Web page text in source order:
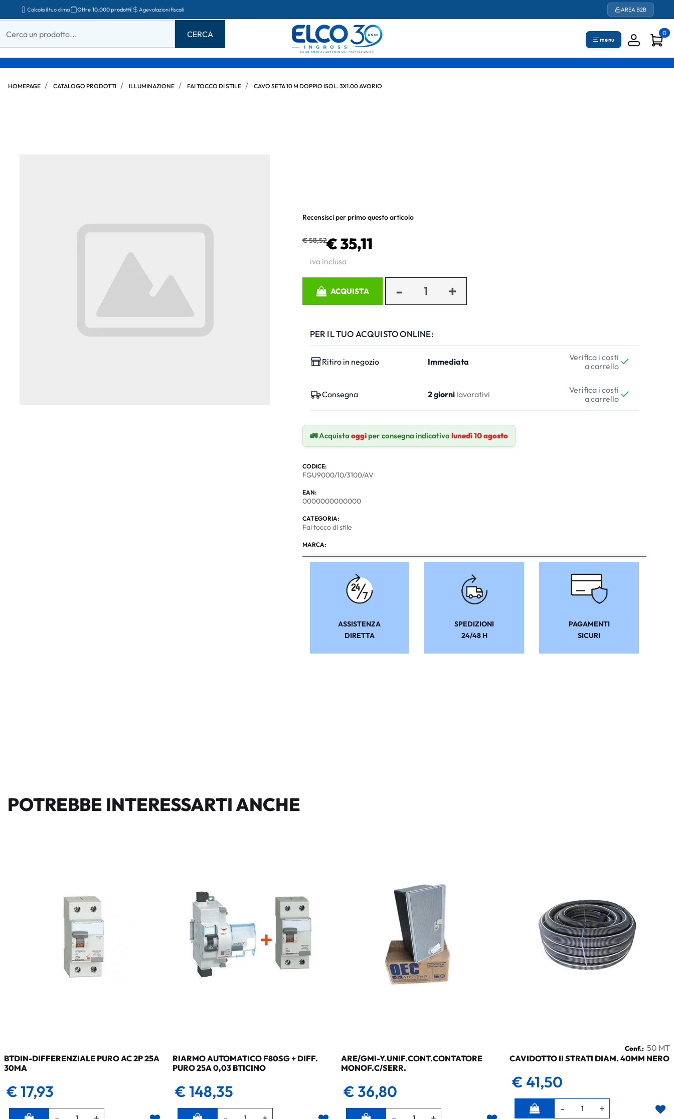
Calcola il tuo clima Oltre 10.000 prodotti Agevolazioni fiscali AREA B2B
menu
0
HOMEPAGE CATALOGO PRODOTTI ILLUMINAZIONE FAI TOCCO DI STILE CAVO SETA 10 M DOPPIO ISOL. 3X1.00 AVORIO
Recensisci per primo questo articolo
€ 58,52€ 35,11
iva inclusa
ACQUISTA
PER IL TUO ACQUISTO ONLINE:
Ritiro in negozio Immediata
Verifica i costi
a carrello
Consegna 2 giornilavorativi
Verifica i costi
a carrello
🚛 Acquista oggiper consegna indicativa lunedì 10 agosto
CODICE:
FGU9000/10/3100/AV
EAN:
0000000000000
CATEGORIA:
Fai tocco di stile
MARCA:
ASSISTENZA
DIRETTA
SPEDIZIONI
24/48 H
PAGAMENTI
SICURI
POTREBBE INTERESSARTI ANCHE
BTDIN-DIFFERENZIALE PURO AC 2P 25A
30MA
€ 17,93
Quantità
RIARMO AUTOMATICO F80SG + DIFF.
PURO 25A 0,03 BTICINO
€ 148,35
Quantità
ARE/GMI-Y.UNIF.CONT.CONTATORE
MONOF.C/SERR.
€ 36,80
Quantità
Conf.: 50 MT
CAVIDOTTO II STRATI DIAM. 40MM NERO
€ 41,50
Quantità